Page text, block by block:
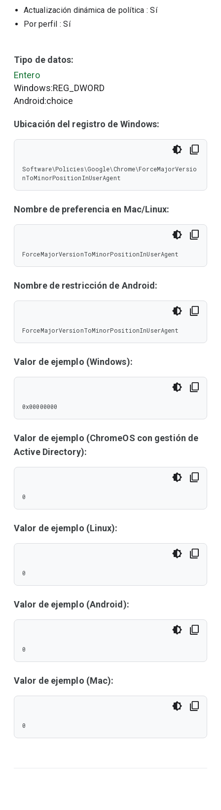
Actualización dinámica de política : Sí
Por perfil : Sí
Tipo de datos:
Entero
Windows:REG_DWORD
Android:choice
Ubicación del registro de Windows:
Software\Policies\Google\Chrome\ForceMajorVersio
nToMinorPositionInUserAgent
Nombre de preferencia en Mac/Linux:
ForceMajorVersionToMinorPositionInUserAgent
Nombre de restricción de Android:
ForceMajorVersionToMinorPositionInUserAgent
Valor de ejemplo (Windows):
0x00000000
Valor de ejemplo (ChromeOS con gestión de
Active Directory):
0
Valor de ejemplo (Linux):
0
Valor de ejemplo (Android):
0
Valor de ejemplo (Mac):
0